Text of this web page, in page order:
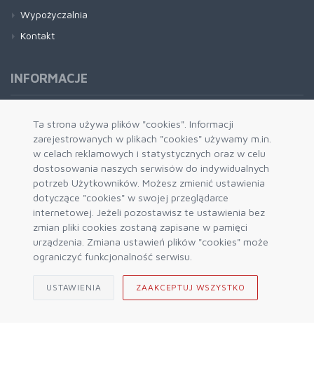
Ta strona używa plików "cookies". Informacji
zarejestrowanych w plikach "cookies" używamy m.in.
w celach reklamowych i statystycznych oraz w celu
dostosowania naszych serwisów do indywidualnych
potrzeb Użytkowników. Możesz zmienić ustawienia
dotyczące "cookies" w swojej przeglądarce
internetowej. Jeżeli pozostawisz te ustawienia bez
zmian pliki cookies zostaną zapisane w pamięci
urządzenia. Zmiana ustawień plików "cookies" może
ograniczyć funkcjonalność serwisu.
USTAWIENIA ZAAKCEPTUJ WSZYSTKO
Wypożyczalnia
Kontakt
INFORMACJE
Formy płatności
Dostawa i wysyłka
Zwrot i wymiana
System rabatowy
Kody rabatowe
Blog